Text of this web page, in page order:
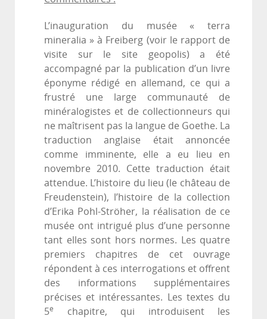
L’inauguration du musée « terra
mineralia » à Freiberg (voir le rapport de
visite sur le site geopolis) a été
accompagné par la publication d’un livre
éponyme rédigé en allemand, ce qui a
frustré une large communauté de
minéralogistes et de collectionneurs qui
ne maîtrisent pas la langue de Goethe. La
traduction anglaise était annoncée
comme imminente, elle a eu lieu en
novembre 2010. Cette traduction était
attendue. L’histoire du lieu (le château de
Freudenstein), l’histoire de la collection
d’Erika Pohl-Ströher, la réalisation de ce
musée ont intrigué plus d’une personne
tant elles sont hors normes. Les quatre
premiers chapitres de cet ouvrage
répondent à ces interrogations et offrent
des informations supplémentaires
précises et intéressantes. Les textes du
5e
chapitre, qui introduisent les